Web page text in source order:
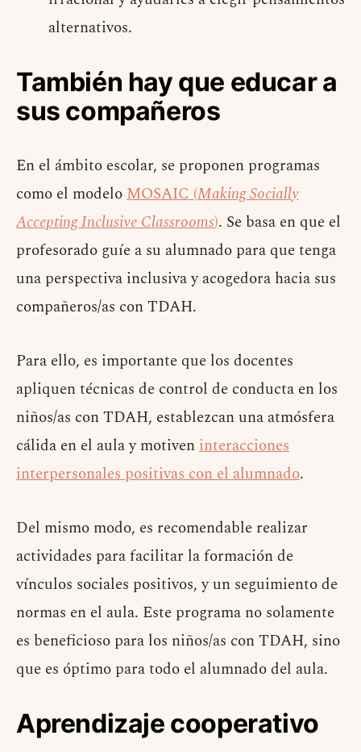
alternativos.
También hay que educar a
sus compañeros
En el ámbito escolar, se proponen programas
como el modeloMOSAIC (Making Socially
Accepting Inclusive Classrooms). Se basa en que el
profesorado guíe a su alumnado para que tenga
una perspectiva inclusiva y acogedora hacia sus
compañeros/as con TDAH.
Para ello, es importante que los docentes
apliquen técnicas de control de conducta en los
niños/as con TDAH, establezcan una atmósfera
cálida en el aula y motiveninteracciones
interpersonales positivas con el alumnado.
Del mismo modo, es recomendable realizar
actividades para facilitar la formación de
vínculos sociales positivos, y un seguimiento de
normas en el aula. Este programa no solamente
es beneficioso para los niños/as con TDAH, sino
que es óptimo para todo el alumnado del aula.
Aprendizaje cooperativo